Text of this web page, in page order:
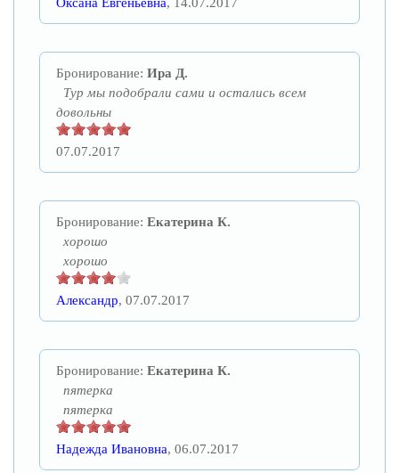
Бронирование: Ира Д.
Тур мы подобрали сами и остались всем
довольны
07.07.2017
Бронирование: Екатерина К.
хорошо
хорошо
Александр, 07.07.2017
Бронирование: Екатерина К.
пятерка
пятерка
Надежда Ивановна, 06.07.2017